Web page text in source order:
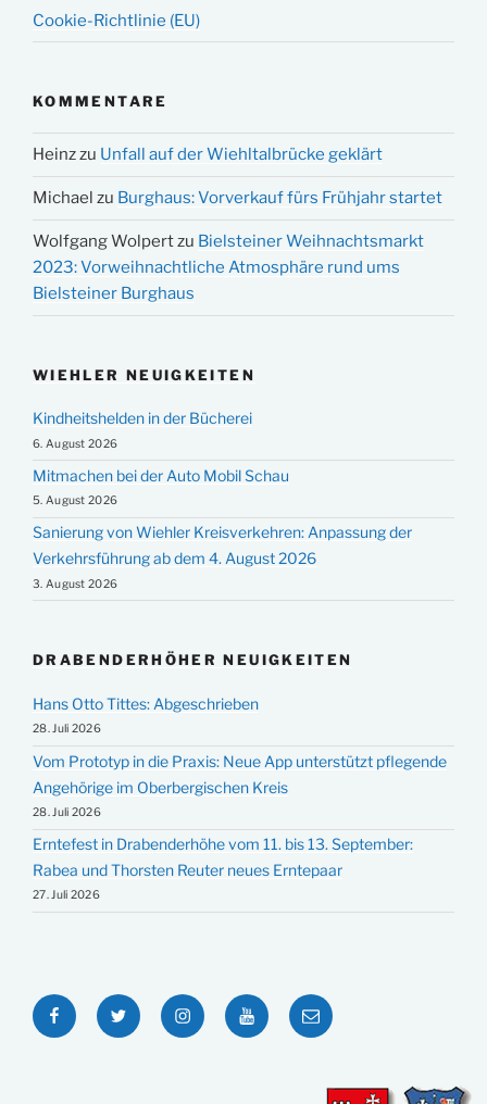
Cookie-Richtlinie (EU)
KOMMENTARE
Heinzzu Unfall auf der Wiehltalbrücke geklärt
Michael zu Burghaus: Vorverkauf fürs Frühjahr startet
Wolfgang Wolpertzu Bielsteiner Weihnachtsmarkt
2023: Vorweihnachtliche Atmosphäre rund ums
Bielsteiner Burghaus
WIEHLER NEUIGKEITEN
Kindheitshelden in der Bücherei
6. August 2026
Mitmachen bei der Auto Mobil Schau
5. August 2026
Sanierung von Wiehler Kreisverkehren: Anpassung der
Verkehrsführung ab dem 4. August 2026
3. August 2026
DRABENDERHÖHER NEUIGKEITEN
Hans Otto Tittes: Abgeschrieben
28. Juli 2026
Vom Prototyp in die Praxis: Neue App unterstützt pflegende
Angehörige im Oberbergischen Kreis
28. Juli 2026
Erntefest in Drabenderhöhe vom 11. bis 13. September:
Rabea und Thorsten Reuter neues Erntepaar
27. Juli 2026
FacebookTwitter InstagramYouTubeE-
Mail